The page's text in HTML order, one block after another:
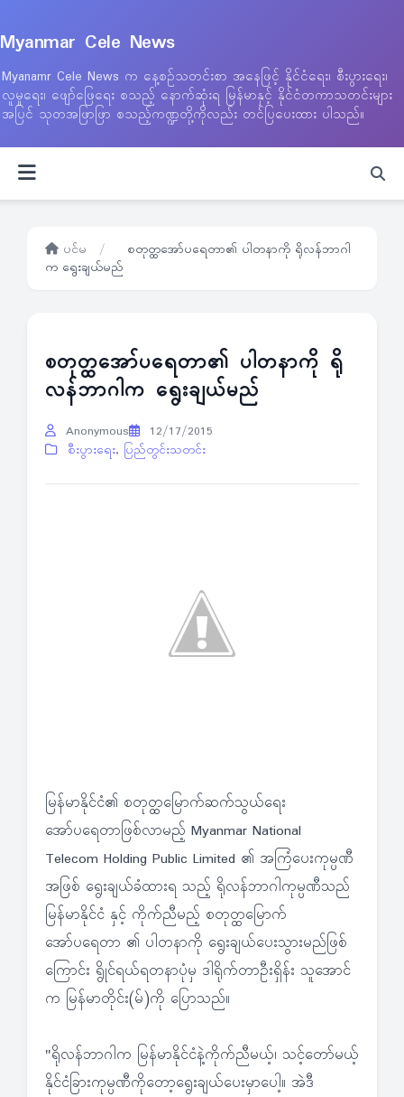
Myanmar Cele News
Myanamr Cele News က နေ့စဉ်သတင်းစာ အနေဖြင့် နိုင်ငံရေး၊ စီးပွားရေး၊
လူမှုရေး၊ ဖျော်ဖြေရေး စသည့် နောက်ဆုံးရ မြန်မာနှင့် နိုင်ငံတကာသတင်းများ
အပြင် သုတအဖြာဖြာ စသည့်ကဏ္ဍတို့ကိုလည်း တင်ပြပေးထား ပါသည်။
ပင်မ /
စတုတ္ထအော်ပရေတာ၏ ပါတနာကို ရိုလန်ဘာဂါ
က ရွေးချယ်မည်
စတုတ္ထအော်ပရေတာ၏ ပါတနာကို ရို
လန်ဘာဂါက ရွေးချယ်မည်
Anonymous
12/17/2015
စီးပွားရေး, ပြည်တွင်းသတင်း
မြန်မာနိုင်ငံ၏ စတုတ္ထမြောက်ဆက်သွယ်ရေး
အော်ပရေတာဖြစ်လာမည့် Myanmar National
Telecom Holding Public Limited ၏ အကြံပေးကုမ္ပဏီ
အဖြစ် ရွေးချယ်ခံထားရ သည့် ရိုလန်ဘာဂါကုမ္ပဏီသည်
မြန်မာနိုင်ငံ နှင့် ကိုက်ညီမည့် စတုတ္ထမြောက်
အော်ပရေတာ ၏ ပါတနာကို ရွေးချယ်ပေးသွားမည်ဖြစ်
ကြောင်း ရွိုင်ရယ်ရတနာပုံမှ ဒါရိုက်တာဦးရှိန်း သူအောင်
က မြန်မာတိုင်း(မ်)ကို ပြောသည်။
"ရိုလန်ဘာဂါက မြန်မာနိုင်ငံနဲ့ကိုက်ညီမယ့်၊ သင့်တော်မယ့်
နိုင်ငံခြားကုမ္ပဏီကိုတော့ရွေးချယ်ပေးမှာပေါ့။ အဲဒီ